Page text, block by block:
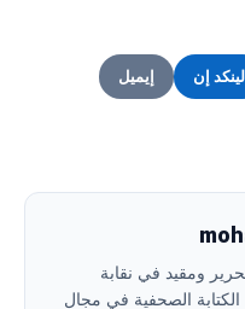
لينكد إن إيميل
ومقيد في نقابة
الصحفية في مجال